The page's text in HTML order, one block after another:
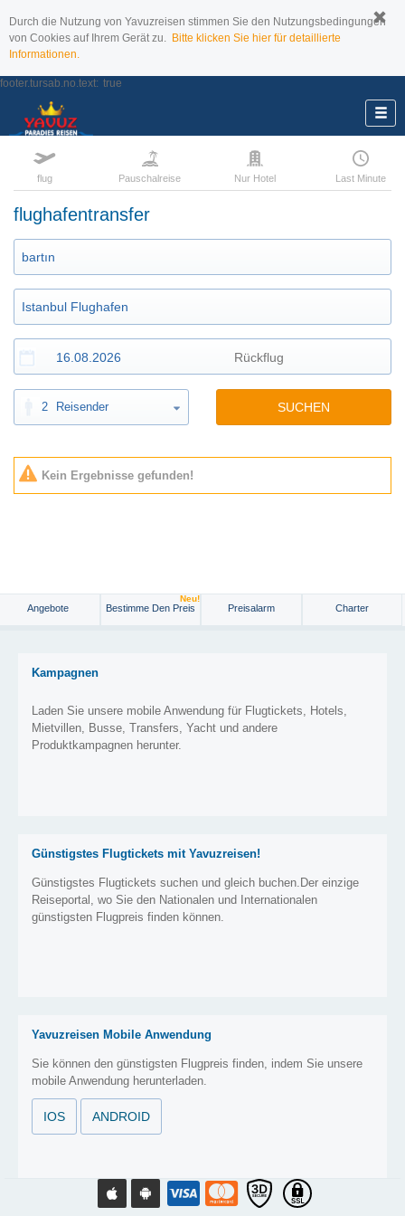
Durch die Nutzung von Yavuzreisen stimmen Sie den Nutzungsbedingungen
von Cookies auf Ihrem Gerät zu. Bitte klicken Sie hier für detaillierte
Informationen.
footer.tursab.no.text: true
flug Pauschalreise Nur Hotel Last Minute
flughafentransfer
2 Reisender SUCHEN
Kein Ergebnisse gefunden!
Angebote Bestimme Den Preis
Neu!
Preisalarm Charter
Kampagnen
Laden Sie unsere mobile Anwendung für Flugtickets, Hotels,
Mietvillen, Busse, Transfers, Yacht und andere
Produktkampagnen herunter.
Günstigstes Flugtickets mit Yavuzreisen!
Günstigstes Flugtickets suchen und gleich buchen.Der einzige
Reiseportal, wo Sie den Nationalen und Internationalen
günstigsten Flugpreis finden können.
Yavuzreisen Mobile Anwendung
Sie können den günstigsten Flugpreis finden, indem Sie unsere
mobile Anwendung herunterladen.
IOS ANDROID